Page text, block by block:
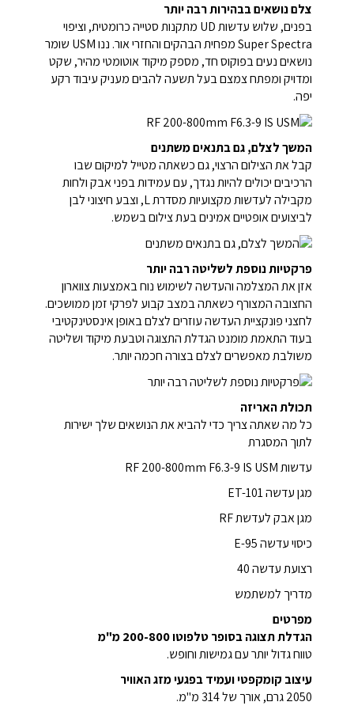
צלם נושאים בבהירות רבה יותר
בפנים, שלוש עדשות UD מתקנות סטייה כרומטית, וציפוי
Super Spectra מפחית הבהקים והחזרי אור. ננו USM שומר
נושאים נעים בפוקוס חד, מספק מיקוד אוטומטי מהיר, שקט
ומדויק ומפתח צמצם בעל תשעה להבים מעניק עיבוד רקע
יפה.
המשך לצלם, גם בתנאים משתנים
קבל את הצילום הרצוי, גם כשאתה מטייל למיקום שבו
הרכיבים יכולים להיות נגדך, עם עמידות בפני אבק ולחות
מקבילה לעדשות מקצועיות מסדרת L, וצבע חיצוני לבן
לביצועים אופטיים אמינים בעת צילום בשמש.
פרקטיות נוספת לשליטה רבה יותר
אזן את המצלמה והעדשה לשימוש נוח באמצעות צווארון
החצובה המצורף כשאתה במצב קבוע לפרקי זמן ממושכים.
לחצני פונקציית העדשה עוזרים לצלם באופן אינסטינקטיבי
בעוד התאמת מומנט הגדלת התצוגה וטבעת מיקוד ושליטה
משולבת מאפשרים לצלם בצורה חכמה יותר.
תכולת האריזה
כל מה שאתה צריך כדי להביא את הנושאים שלך ישירות
לתוך המסגרת
עדשות RF 200-800mm F6.3-9 IS USM
מגן עדשה ET-101
מגן אבק לעדשת RF
כיסוי עדשה E-95
רצועת עדשה 40
מדריך למשתמש
מפרטים
הגדלת תצוגה בסופר טלפוטו 200-800 מ"מ
טווח גדול יותר עם גמישות וחופש.
עיצוב קומקפטי ועמיד בפגעי מזג האוויר
2050 גרם, אורך של 314 מ"מ.